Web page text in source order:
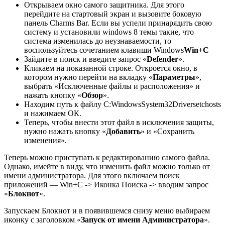
Открываем окно самого защитника. Для этого
перейдите на стартовый экран и вызовите боковую
панель Charms Bar. Если вы успели принарядить свою
систему и установили windows 8 темы такие, что
система изменилась до неузнаваемости, то
воспользуйтесь сочетанием клавиши WindowsWin+C
Зайдите в поиск и введите запрос «Defender».
Кликаем на показанной строке. Откроется окно, в
котором нужно перейти на вкладку «Параметры»,
выбрать «Исключенные файлы и расположения» и
нажать кнопку «Обзор».
Находим путь к файлу C:WindowsSystem32Driversetchosts
и нажимаем ОК.
Теперь, чтобы внести этот файл в исключения защиты,
нужно нажать кнопку «Добавить» и «Сохранить
изменения».
Теперь можно приступать к редактированию самого файла.
Однако, имейте в виду, что изменить файл можно только от
имени администратора. Для этого включаем поиск
приложений — Win+C -> Иконка Поиска -> вводим запрос
«Блокнот«.
Запускаем Блокнот и в появившемся снизу меню выбираем
иконку с заголовком «Запуск от имени Администратора».